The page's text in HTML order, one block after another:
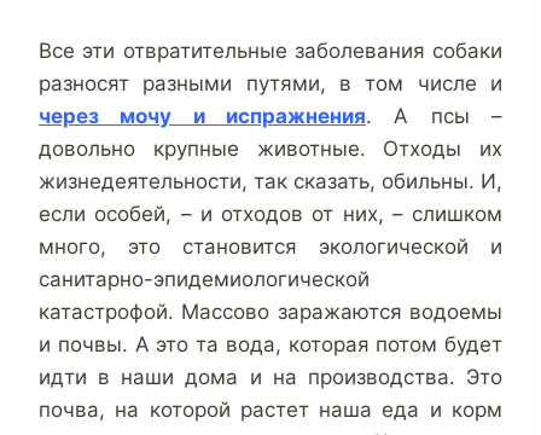
Все эти отвратительные заболевания собаки
разносят разными путями, в том числе и
через мочу и испражнения. А псы –
довольно крупные животные. Отходы их
жизнедеятельности, так сказать, обильны. И,
если особей, – и отходов от них, – слишком
много, это становится экологической и
санитарно-эпидемиологической
катастрофой. Массово заражаются водоемы
и почвы. А это та вода, которая потом будет
идти в наши дома и на производства. Это
почва, на которой растет наша еда и корм